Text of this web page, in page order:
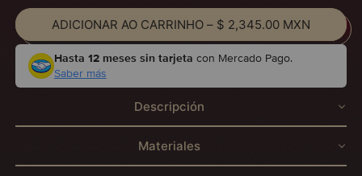
ADICIONAR AO CARRINHO – $ 2,345.00 MXN
Hasta 12 meses sin tarjeta con Mercado Pago.
Saber más
Descripción
Materiales